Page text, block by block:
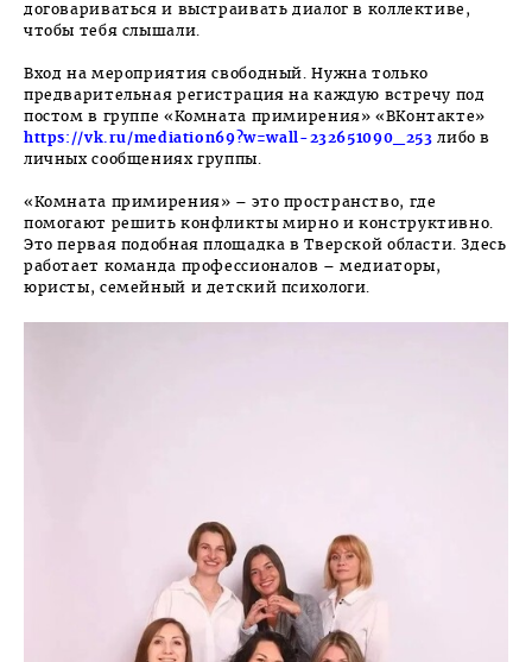
договариваться и выстраивать диалог в коллективе,
чтобы тебя слышали.
Вход на мероприятия свободный. Нужна только
предварительная регистрация на каждую встречу под
постом в группе «Комната примирения» «ВКонтакте»
https://vk.ru/mediation69?w=wall-232651090_253 либо в
личных сообщениях группы.
«Комната примирения» – это пространство, где
помогают решить конфликты мирно и конструктивно.
Это первая подобная площадка в Тверской области. Здесь
работает команда профессионалов – медиаторы,
юристы, семейный и детский психологи.